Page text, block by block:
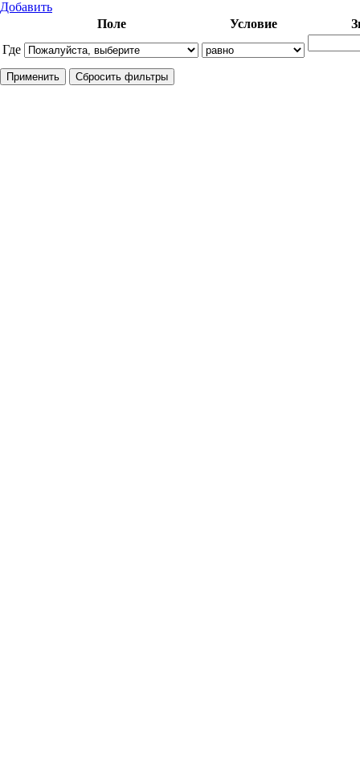
Добавить
Где
Поле Условие